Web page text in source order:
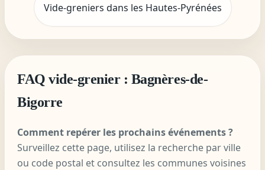
Vide-greniers dans les Hautes-Pyrénées
FAQ vide-grenier : Bagnères-de-
Bigorre
Comment repérer les prochains événements ?
Surveillez cette page, utilisez la recherche par ville
ou code postal et consultez les communes voisines